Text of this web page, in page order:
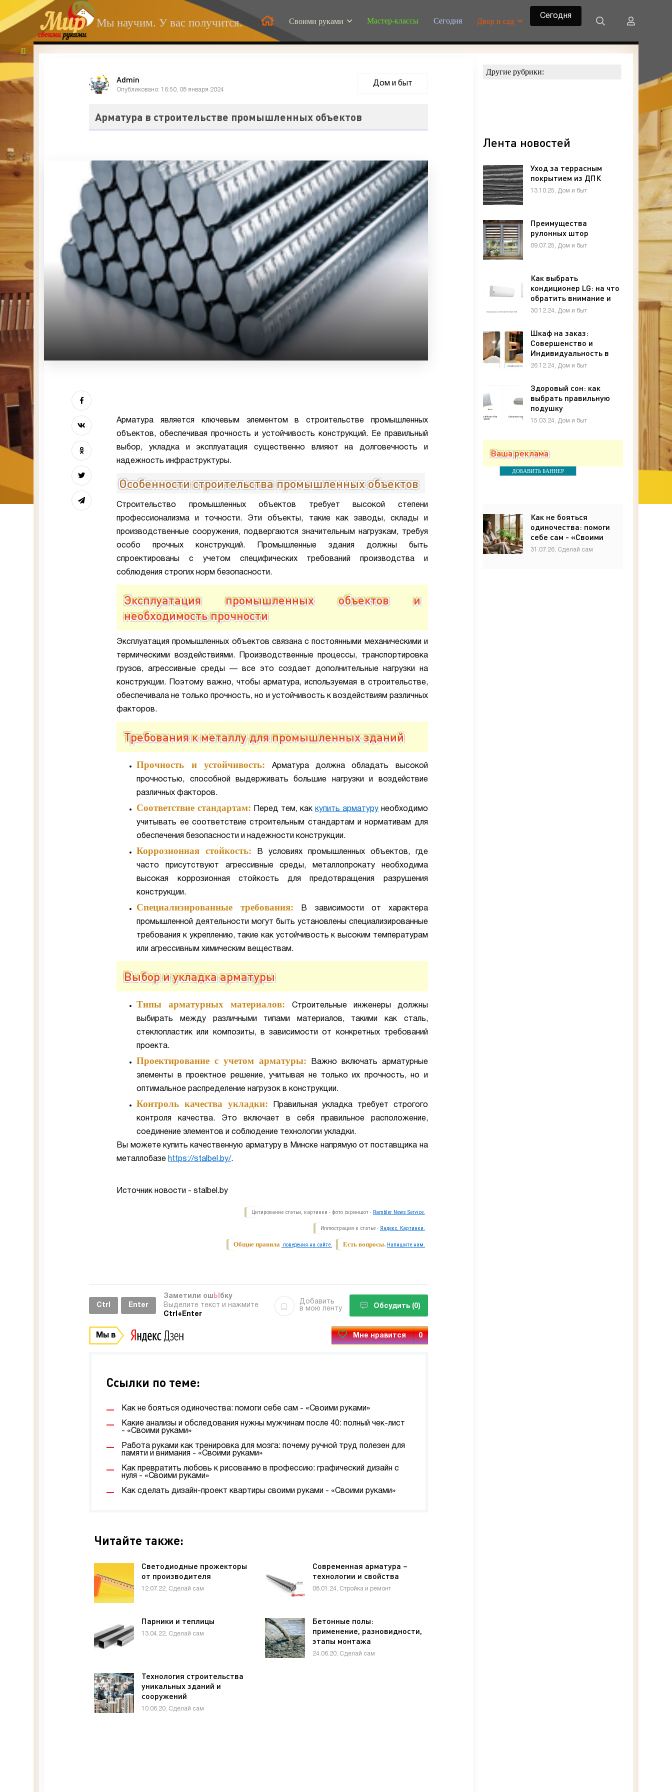
Мы научим. У вас получится. Своими руками Мастер-классы Сегодня Двор и сад
Сегодня
Admin
Опубликовано: 16:50, 08 января 2024
Дом и быт
Арматура в строительстве промышленных объектов
Арматура является ключевым элементом в строительстве промышленных
объектов, обеспечивая прочность и устойчивость конструкций. Ее правильный
выбор, укладка и эксплуатация существенно влияют на долговечность и
надежность инфраструктуры.
Особенности строительства промышленных объектов
Строительство промышленных объектов требует высокой степени
профессионализма и точности. Эти объекты, такие как заводы, склады и
производственные сооружения, подвергаются значительным нагрузкам, требуя
особо прочных конструкций. Промышленные здания должны быть
спроектированы с учетом специфических требований производства и
соблюдения строгих норм безопасности.
Эксплуатация промышленных объектов и
необходимость прочности
Эксплуатация промышленных объектов связана с постоянными механическими и
термическими воздействиями. Производственные процессы, транспортировка
грузов, агрессивные среды — все это создает дополнительные нагрузки на
конструкции. Поэтому важно, чтобы арматура, используемая в строительстве,
обеспечивала не только прочность, но и устойчивость к воздействиям различных
факторов.
Требования к металлу для промышленных зданий
Прочность и устойчивость: Арматура должна обладать высокой
прочностью, способной выдерживать большие нагрузки и воздействие
различных факторов.
Соответствие стандартам: Перед тем, как купить арматурунеобходимо
учитывать ее соответствие строительным стандартам и нормативам для
обеспечения безопасности и надежности конструкции.
Коррозионная стойкость: В условиях промышленных объектов, где
часто присутствуют агрессивные среды, металлопрокату необходима
высокая коррозионная стойкость для предотвращения разрушения
конструкции.
Специализированные требования: В зависимости от характера
промышленной деятельности могут быть установлены специализированные
требования к укреплению, такие как устойчивость к высоким температурам
или агрессивным химическим веществам.
Выбор и укладка арматуры
Типы арматурных материалов:
Строительные инженеры должны
выбирать между различными типами материалов, такими как сталь,
стеклопластик или композиты, в зависимости от конкретных требований
проекта.
Проектирование с учетом арматуры: Важно включать арматурные
элементы в проектное решение, учитывая не только их прочность, но и
оптимальное распределение нагрузок в конструкции.
Контроль качества укладки: Правильная укладка требует строгого
контроля качества. Это включает в себя правильное расположение,
соединение элементов и соблюдение технологии укладки.
Вы можете купить качественную арматуру в Минске напрямую от поставщика на
металлобазе https://stalbel.by/.
Источник новости - stalbel.by
Цитирование статьи, картинки - фото скриншот - Rambler News Service.
Иллюстрация к статье - Яндекс. Картинки.
Есть вопросы. Напишите нам.
Общие правила поведения на сайте.
Ctrl Enter
Заметили ош Ы бку
Выделите текст и нажмите
Ctrl+Enter
Добавить
в мою ленту
Обсудить (0)
Мы в Мне нравится 0
Ссылки по теме:
Как не бояться одиночества: помоги себе сам - «Своими руками»
Какие анализы и обследования нужны мужчинам после 40: полный чек-лист
- «Своими руками»
Работа руками как тренировка для мозга: почему ручной труд полезен для
памяти и внимания - «Своими руками»
Как превратить любовь к рисованию в профессию: графический дизайн с
нуля - «Своими руками»
Как сделать дизайн-проект квартиры своими руками - «Своими руками»
Читайте также:
Светодиодные прожекторы
от производителя
12.07.22, Сделай сам
Современная арматура –
технологии и свойства
08.01.24, Стройка и ремонт
Парники и теплицы
13.04.22, Сделай сам
Бетонные полы:
применение, разновидности,
этапы монтажа
24.06.20, Сделай сам
Технология строительства
уникальных зданий и
сооружений
10.06.20, Сделай сам
Другие рубрики:
Лента новостей
Уход за террасным
покрытием из ДПК
13.10.25, Дом и быт
Преимущества
рулонных штор
09.07.25, Дом и быт
Как выбрать
кондиционер LG: на что
обратить внимание и
какую модель лучше
30.12.24, Дом и быт
Шкаф на заказ:
Совершенство и
Индивидуальность в
Вашем Интерьере
26.12.24, Дом и быт
Здоровый сон: как
выбрать правильную
подушку
15.03.24, Дом и быт
Ваша реклама
ДОБАВИТЬ БАННЕР
Как не бояться
одиночества: помоги
себе сам - «Своими
руками»
31.07.26, Сделай сам